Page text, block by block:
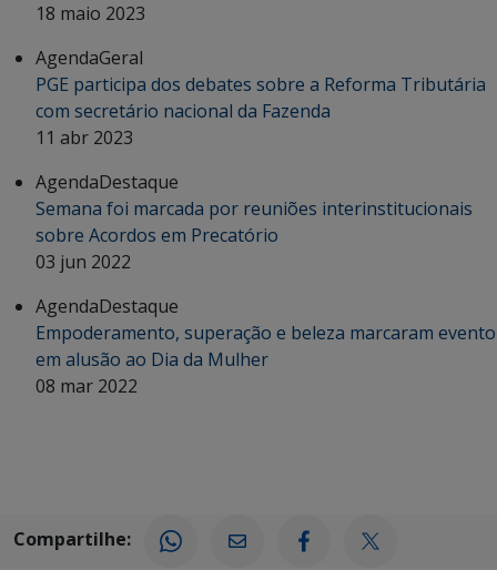
18 maio 2023
AgendaGeral
PGE participa dos debates sobre a Reforma Tributária
com secretário nacional da Fazenda
11 abr 2023
AgendaDestaque
Semana foi marcada por reuniões interinstitucionais
sobre Acordos em Precatório
03 jun 2022
AgendaDestaque
Empoderamento, superação e beleza marcaram evento
em alusão ao Dia da Mulher
08 mar 2022
Compartilhe: